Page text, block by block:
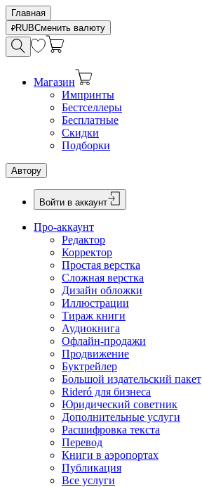
Главная
RUBСменить валюту
Магазин
Импринты
Бестселлеры
Бесплатные
Скидки
Подборки
Автору
Войти в аккаунт
Про-аккаунт
Редактор
Корректор
Простая верстка
Сложная верстка
Дизайн обложки
Иллюстрации
Тираж книги
Аудиокнига
Офлайн-продажи
Продвижение
Буктрейлер
Большой издательский пакет
Rideró для бизнеса
Юридический советник
Дополнительные услуги
Расшифровка текста
Перевод
Книги в аэропортах
Публикация
Все услуги